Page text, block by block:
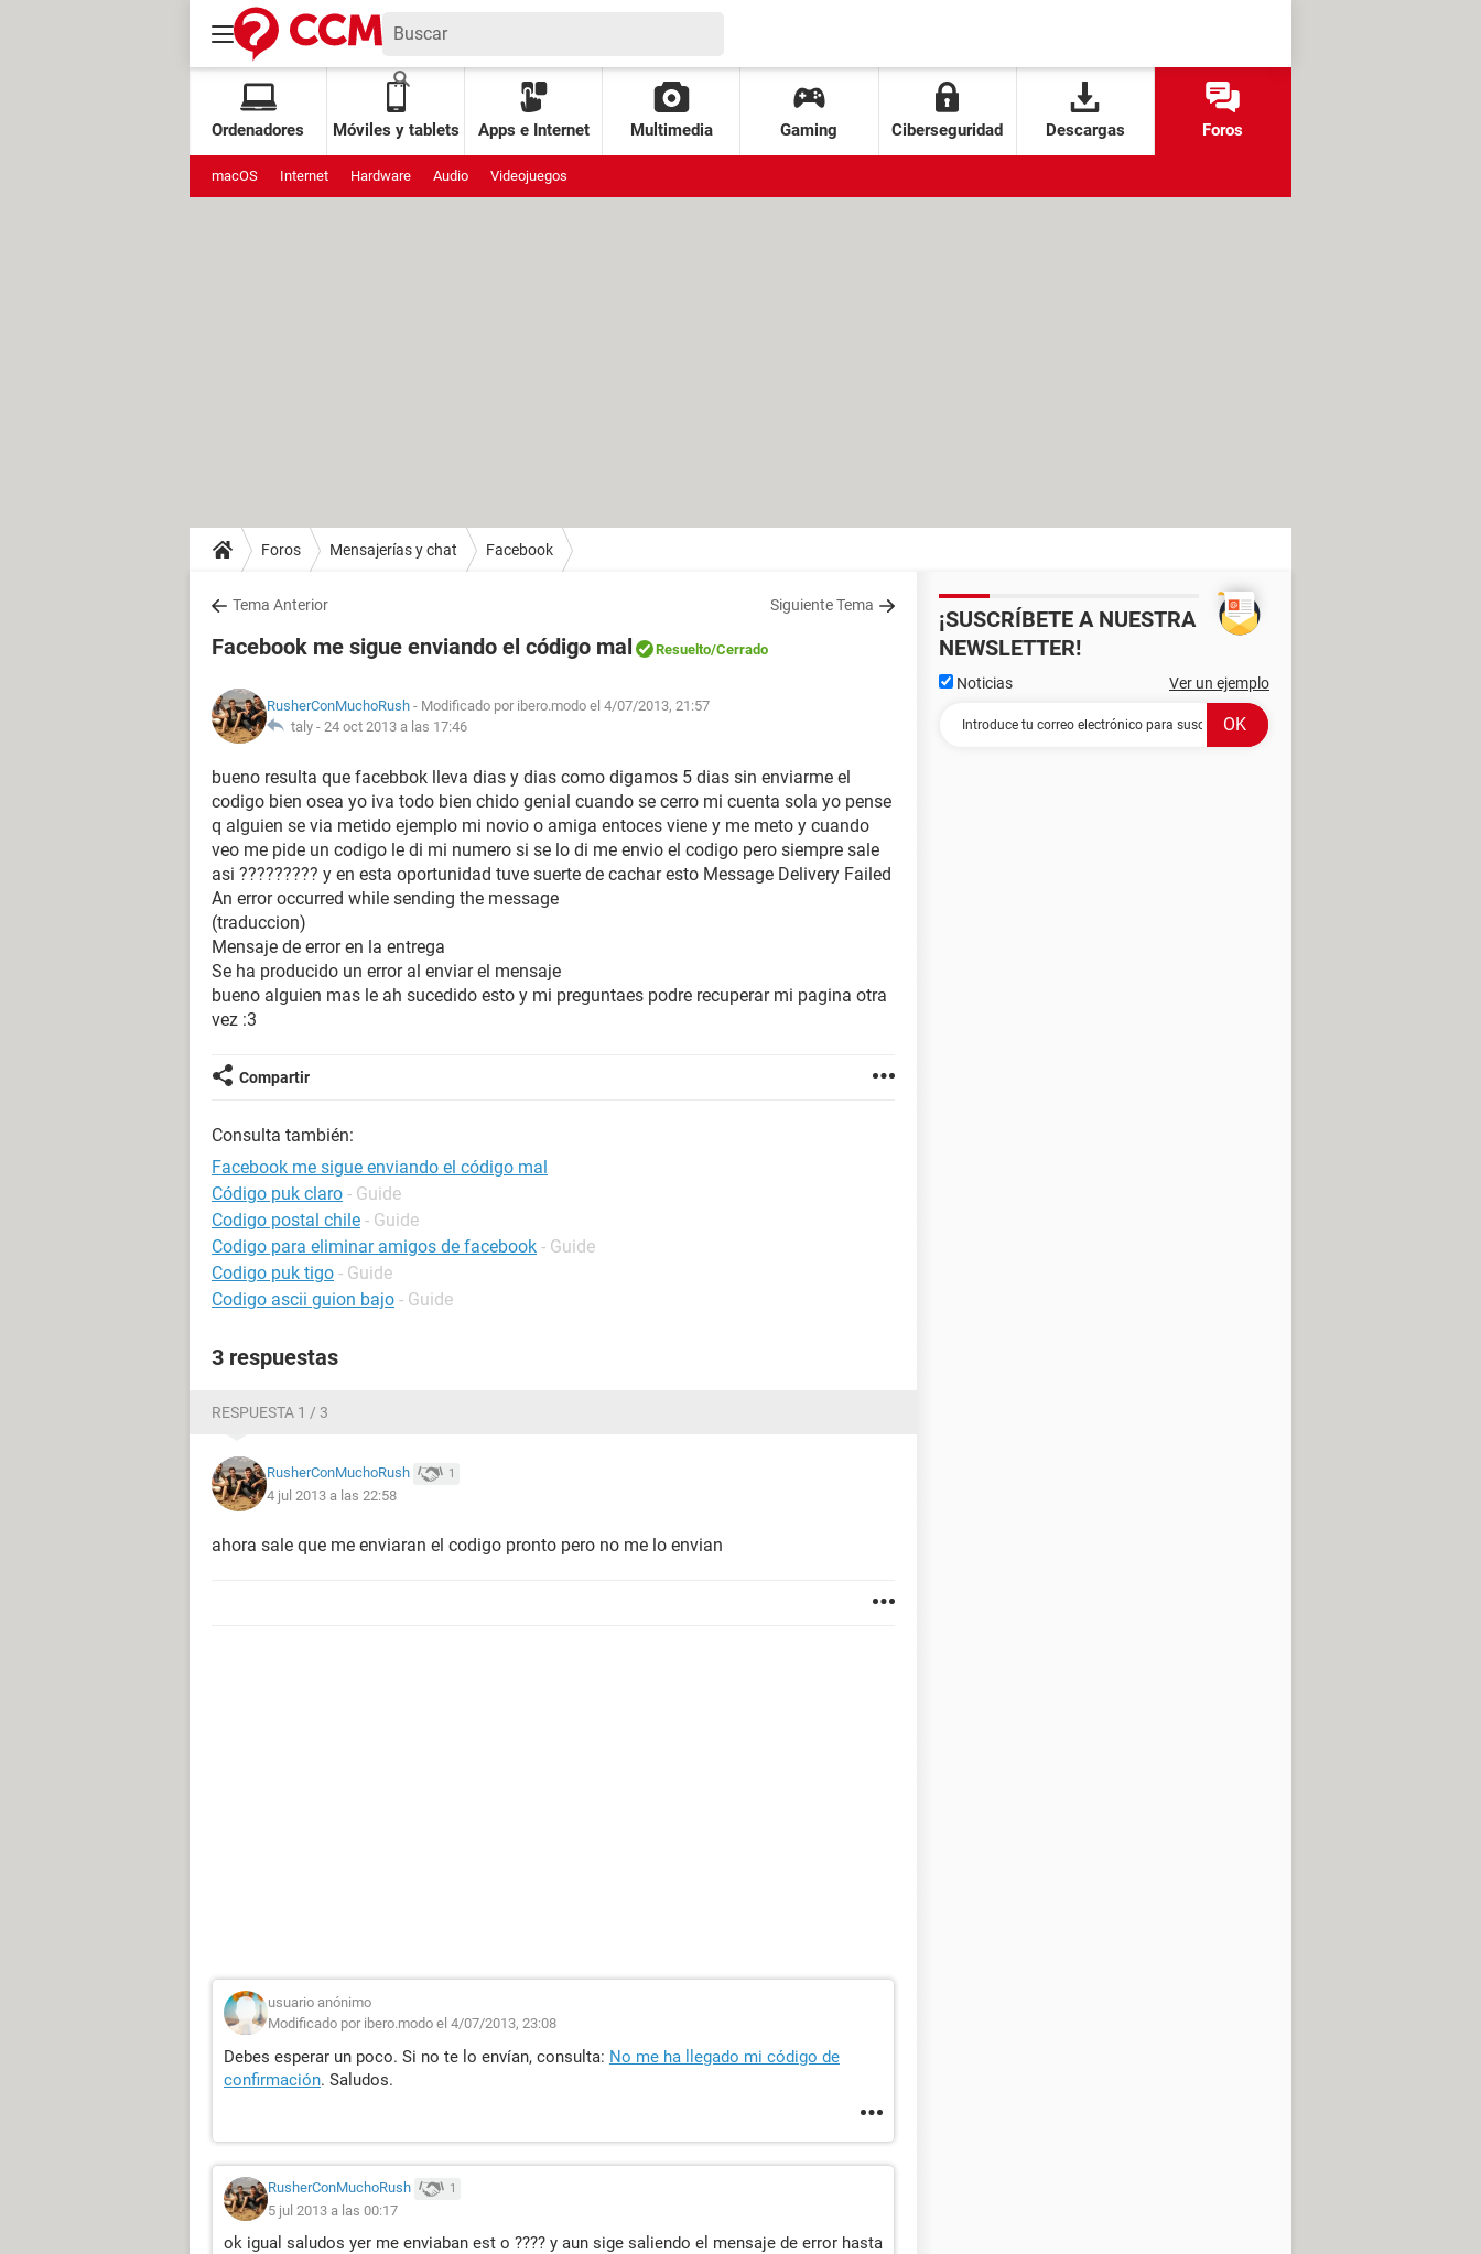
Ordenadores Móviles y tablets Apps e Internet Multimedia Gaming Ciberseguridad Descargas Foros
macOS Internet Hardware Audio Videojuegos
Foros Mensajerías y chat Facebook
Tema Anterior Siguiente Tema
Facebook me sigue enviando el código mal Resuelto/Cerrado
RusherConMuchoRush - Modificado por ibero.modo el 4/07/2013, 21:57
taly - 24 oct 2013 a las 17:46
bueno resulta que facebbok lleva dias y dias como digamos 5 dias sin enviarme el
codigo bien osea yo iva todo bien chido genial cuando se cerro mi cuenta sola yo pense
q alguien se via metido ejemplo mi novio o amiga entoces viene y me meto y cuando
veo me pide un codigo le di mi numero si se lo di me envio el codigo pero siempre sale
asi ????????? y en esta oportunidad tuve suerte de cachar esto Message Delivery Failed
An error occurred while sending the message
(traduccion)
Mensaje de error en la entrega
Se ha producido un error al enviar el mensaje
bueno alguien mas le ah sucedido esto y mi preguntaes podre recuperar mi pagina otra
vez :3
Compartir
Consulta también:
Facebook me sigue enviando el código mal
Código puk claro - Guide
Codigo postal chile - Guide
Codigo para eliminar amigos de facebook - Guide
Codigo puk tigo - Guide
Codigo ascii guion bajo - Guide
3 respuestas
RESPUESTA 1 / 3
RusherConMuchoRush 1
4 jul 2013 a las 22:58
ahora sale que me enviaran el codigo pronto pero no me lo envian
usuario anónimo
Modificado por ibero.modo el 4/07/2013, 23:08
Debes esperar un poco. Si no te lo envían, consulta: No me ha llegado mi código de
confirmación. Saludos.
RusherConMuchoRush 1
5 jul 2013 a las 00:17
ok igual saludos yer me enviaban est o ???? y aun sige saliendo el mensaje de error hasta
¡SUSCRÍBETE A NUESTRA
NEWSLETTER!
Noticias Ver un ejemplo